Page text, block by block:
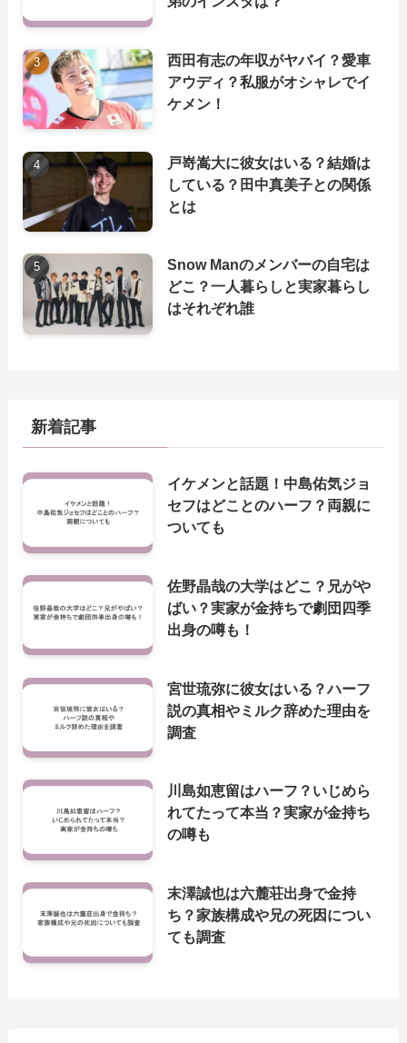
西田有志の年収がヤバイ？愛車
アウディ？私服がオシャレでイ
ケメン！
戸嵜嵩大に彼女はいる？結婚は
している？田中真美子との関係
とは
Snow Manのメンバーの自宅は
どこ？一人暮らしと実家暮らし
はそれぞれ誰
新着記事
イケメンと話題！中島佑気ジョ
セフはどことのハーフ？両親に
ついても
佐野晶哉の大学はどこ？兄がや
ばい？実家が金持ちで劇団四季
出身の噂も！
宮世琉弥に彼女はいる？ハーフ
説の真相やミルク辞めた理由を
調査
川島如恵留はハーフ？いじめら
れてたって本当？実家が金持ち
の噂も
末澤誠也は六麓荘出身で金持
ち？家族構成や兄の死因につい
ても調査